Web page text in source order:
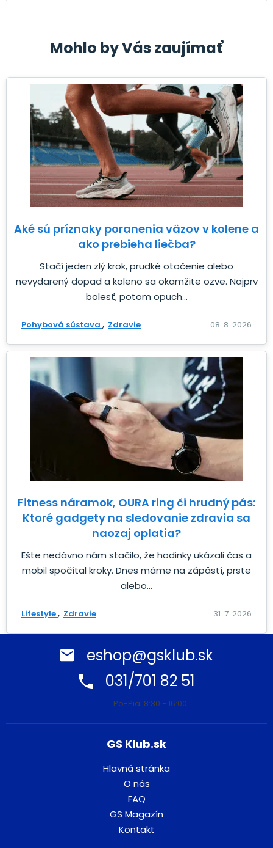
Mohlo by Vás zaujímať
Aké sú príznaky poranenia väzov v kolene a
ako prebieha liečba?
Stačí jeden zlý krok, prudké otočenie alebo
nevydarený dopad a koleno sa okamžite ozve. Najprv
bolesť, potom opuch...
Pohybová sústava Zdravie 08. 8. 2026
Fitness náramok, OURA ring či hrudný pás:
Ktoré gadgety na sledovanie zdravia sa
naozaj oplatia?
Ešte nedávno nám stačilo, že hodinky ukázali čas a
mobil spočítal kroky. Dnes máme na zápästí, prste
alebo...
Lifestyle Zdravie 31. 7. 2026
eshop@gsklub.sk
031/701 82 51
Po-Pia: 8:30 - 16:00
GS Klub.sk
Hlavná stránka
O nás
FAQ
GS Magazín
Kontakt